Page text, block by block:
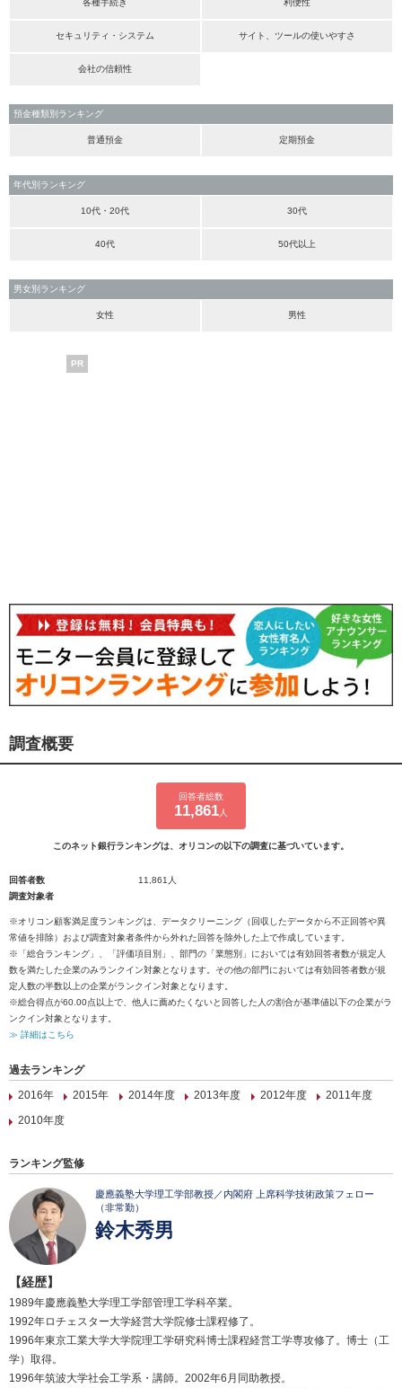
各種手続き 利便性
セキュリティ・システム サイト、ツールの使いやすさ
会社の信頼性
預金種類別ランキング
普通預金 定期預金
年代別ランキング
10代・20代 30代
40代 50代以上
男女別ランキング
女性 男性
PR
調査概要
回答者総数
11,861 人
このネット銀行ランキングは、オリコンの以下の調査に基づいています。
回答者数
11,861人
調査対象者
※オリコン顧客満足度ランキングは、データクリーニング（回収したデータから不正回答や異
常値を排除）および調査対象者条件から外れた回答を除外した上で作成しています。
※「総合ランキング」、「評価項目別」、部門の「業態別」においては有効回答者数が規定人
数を満たした企業のみランクイン対象となります。その他の部門においては有効回答者数が規
定人数の半数以上の企業がランクイン対象となります。
※総合得点が60.00点以上で、他人に薦めたくないと回答した人の割合が基準値以下の企業がラ
ンクイン対象となります。
≫ 詳細はこちら
過去ランキング
2016年
2015年 2014年度 2013年度 2012年度
2011年度
2010年度
ランキング監修
慶應義塾大学理工学部教授／内閣府 上席科学技術政策フェロー
（非常勤）
鈴木秀男
【経歴】
1989年慶應義塾大学理工学部管理工学科卒業。
1992年ロチェスター大学経営大学院修士課程修了。
1996年東京工業大学大学院理工学研究科博士課程経営工学専攻修了。博士（工
学）取得。
1996年筑波大学社会工学系・講師。2002年6月同助教授。